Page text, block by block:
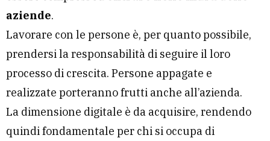
aziende.
Lavorare con le persone è, per quanto possibile,
prendersi la responsabilità di seguire il loro
processo di crescita. Persone appagate e
realizzate porteranno frutti anche all’azienda.
La dimensione digitale è da acquisire, rendendo
quindi fondamentale per chi si occupa di